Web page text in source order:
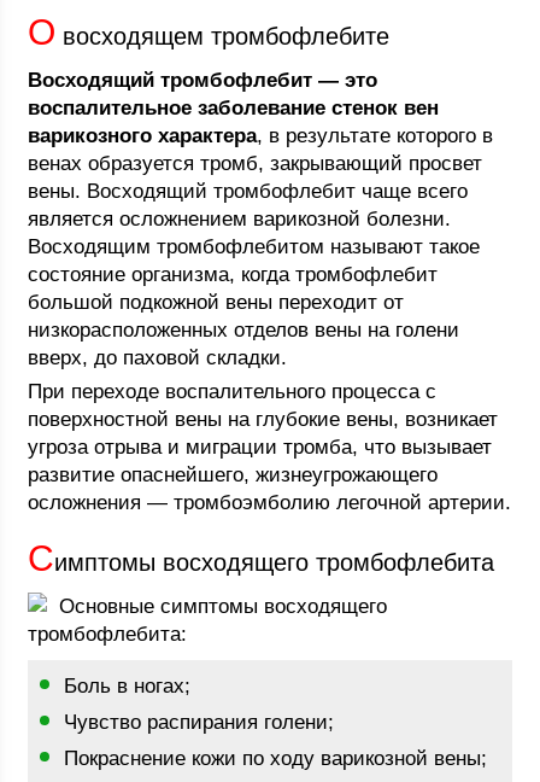
О восходящем тромбофлебите
Восходящий тромбофлебит — это
воспалительное заболевание стенок вен
варикозного характера, в результате которого в
венах образуется тромб, закрывающий просвет
вены. Восходящий тромбофлебит чаще всего
является осложнением варикозной болезни.
Восходящим тромбофлебитом называют такое
состояние организма, когда тромбофлебит
большой подкожной вены переходит от
низкорасположенных отделов вены на голени
вверх, до паховой складки.
При переходе воспалительного процесса с
поверхностной вены на глубокие вены, возникает
угроза отрыва и миграции тромба, что вызывает
развитие опаснейшего, жизнеугрожающего
осложнения — тромбоэмболию легочной артерии.
Симптомы восходящего тромбофлебита
Основные симптомы восходящего
тромбофлебита:
Боль в ногах;
Чувство распирания голени;
Покраснение кожи по ходу варикозной вены;